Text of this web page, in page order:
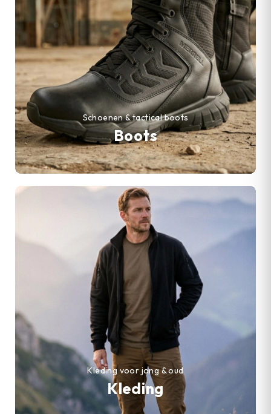
Boots
Schoenen & tactical boots
Kleding
Kleding voor jong & oud